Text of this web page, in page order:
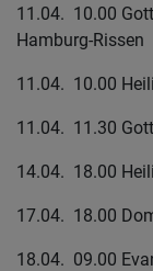
11.04. 10.00
Hamburg-Rissen
11.04. 10.00
11.04. 11.30
14.04. 18.00
17.04. 18.00
18.04. 09.00